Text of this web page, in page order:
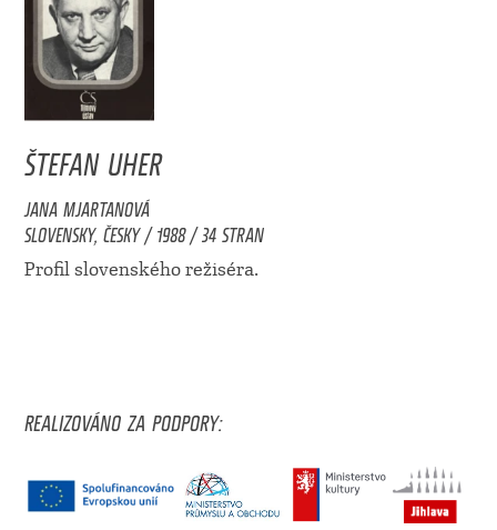
ŠTEFAN UHER
JANA MJARTANOVÁ
SLOVENSKY, ČESKY / 1988 / 34 STRAN
Profil slovenského režiséra.
REALIZOVÁNO ZA PODPORY: